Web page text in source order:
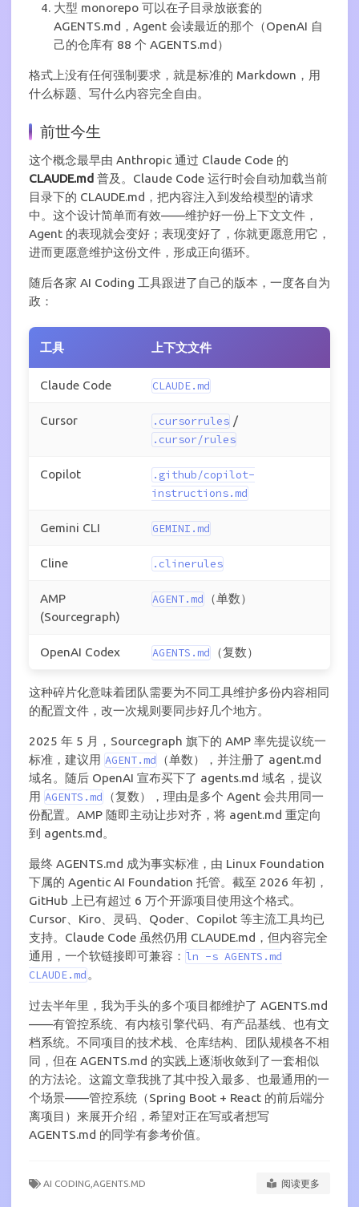
大型 monorepo 可以在子目录放嵌套的
AGENTS.md，Agent 会读最近的那个（OpenAI 自
己的仓库有 88 个 AGENTS.md）
格式上没有任何强制要求，就是标准的 Markdown，用
什么标题、写什么内容完全自由。
前世今生
这个概念最早由 Anthropic 通过 Claude Code 的
CLAUDE.md 普及。Claude Code 运行时会自动加载当前
目录下的 CLAUDE.md，把内容注入到发给模型的请求
中。这个设计简单而有效——维护好一份上下文文件，
Agent 的表现就会变好；表现变好了，你就更愿意用它，
进而更愿意维护这份文件，形成正向循环。
随后各家 AI Coding 工具跟进了自己的版本，一度各自为
政：
工具 上下文文件
Claude Code CLAUDE.md
Cursor .cursorrules /
.cursor/rules
Copilot
.github/copilot-
instructions.md
Gemini CLI GEMINI.md
Cline .clinerules
AMP
(Sourcegraph)
AGENT.md （单数）
OpenAI Codex AGENTS.md （复数）
这种碎片化意味着团队需要为不同工具维护多份内容相同
的配置文件，改一次规则要同步好几个地方。
2025 年 5 月，Sourcegraph 旗下的 AMP 率先提议统一
标准，建议用 AGENT.md
（单数），并注册了 agent.md
域名。随后 OpenAI 宣布买下了 agents.md 域名，提议
用 AGENTS.md
（复数），理由是多个 Agent 会共用同一
份配置。AMP 随即主动让步对齐，将 agent.md 重定向
到 agents.md。
最终 AGENTS.md 成为事实标准，由 Linux Foundation
下属的 Agentic AI Foundation 托管。截至 2026 年初，
GitHub 上已有超过 6 万个开源项目使用这个格式。
Cursor、Kiro、灵码、Qoder、Copilot 等主流工具均已
支持。Claude Code 虽然仍用 CLAUDE.md，但内容完全
通用，一个软链接即可兼容： ln -s AGENTS.md
CLAUDE.md。
过去半年里，我为手头的多个项目都维护了 AGENTS.md
——有管控系统、有内核引擎代码、有产品基线、也有文
档系统。不同项目的技术栈、仓库结构、团队规模各不相
同，但在 AGENTS.md 的实践上逐渐收敛到了一套相似
的方法论。这篇文章我挑了其中投入最多、也最通用的一
个场景——管控系统（Spring Boot + React 的前后端分
离项目）来展开介绍，希望对正在写或者想写
AGENTS.md 的同学有参考价值。
AI CODING, AGENTS.MD 阅读更多